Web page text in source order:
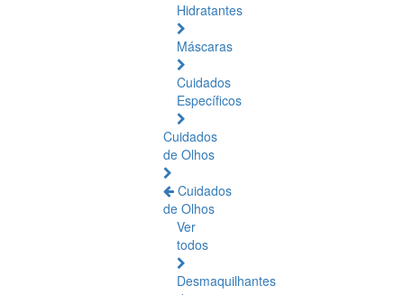
Hidratantes
Máscaras
Cuidados
Específicos
Cuidados
de Olhos
Cuidados
de Olhos
Ver
todos
Desmaquilhantes